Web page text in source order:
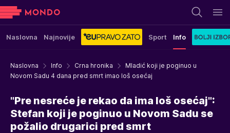
Naslovna Najnovije Sport Info
Naslovna Info Crna hronika
Mladić koji je poginuo u
Novom Sadu 4 dana pred smrt imao loš osećaj
"Pre nesreće je rekao da ima loš osećaj":
Stefan koji je poginuo u Novom Sadu se
požalio drugarici pred smrt